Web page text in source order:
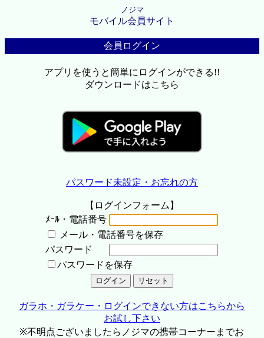
ノジマ
モバイル会員サイト
会員ログイン
アプリを使うと簡単にログインができる!!
ダウンロードはこちら
パスワード未設定・お忘れの方
【ログインフォーム】
ﾒｰﾙ・電話番号
メール・電話番号を保存
パスワード
パスワードを保存
ガラホ・ガラケー・ログインできない方はこちらから
お試し下さい
※不明点ございましたらノジマの携帯コーナーまでお